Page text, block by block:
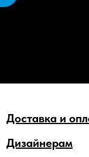
Дизайнерам
Доставка и